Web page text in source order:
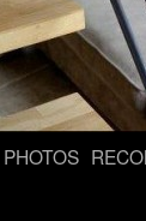
PHOTOS